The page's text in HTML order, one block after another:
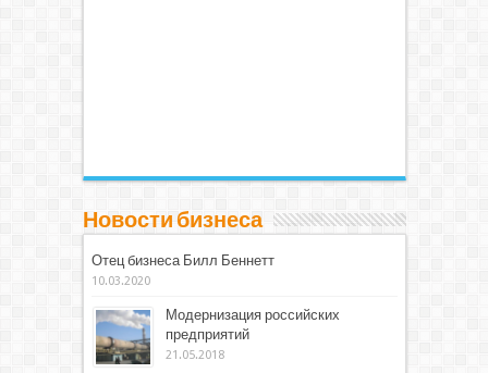
Новости бизнеса
Отец бизнеса Билл Беннетт
10.03.2020
Модернизация российских
предприятий
21.05.2018